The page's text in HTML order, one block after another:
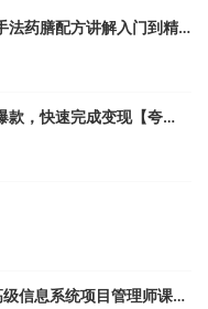
法药膳配方讲解入门到精
款，快速完成变现【夸
信息系统项目管理师课程